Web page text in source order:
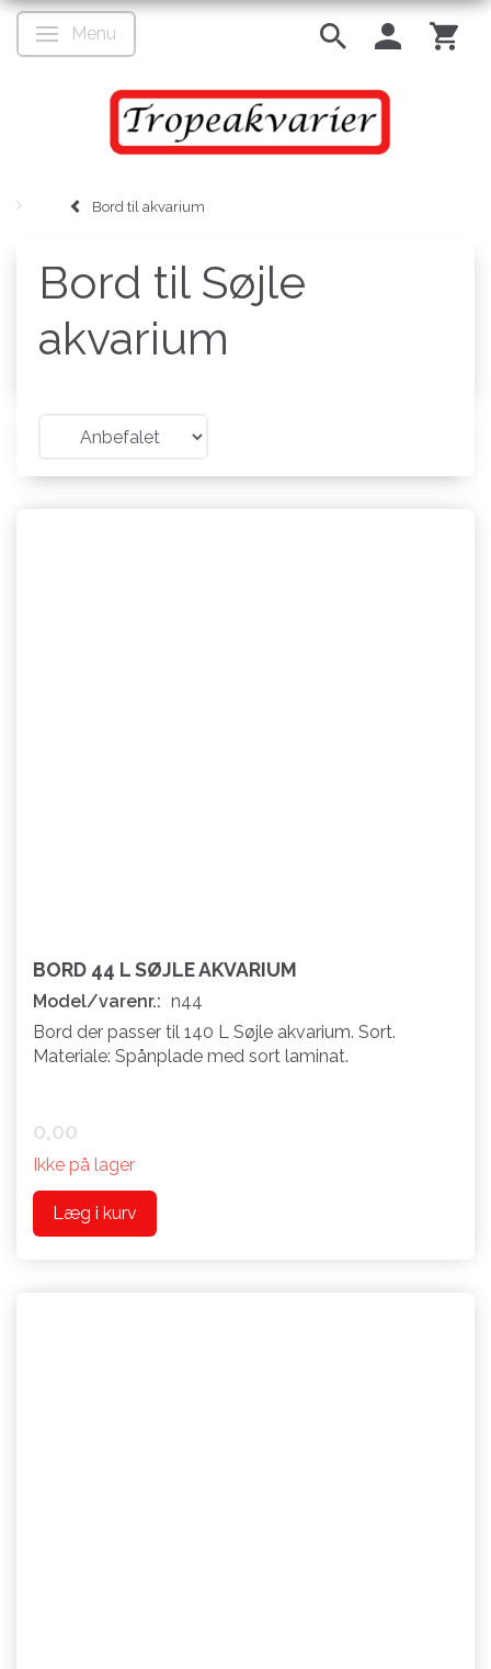
Skifte navigation
Menu
Bord til akvarium
Bord til Søjle
akvarium
BORD 44 L SØJLE AKVARIUM
Model/varenr.: n44
Bord der passer til 140 L Søjle akvarium. Sort.
Materiale: Spånplade med sort laminat.
0,00
Ikke på lager
Læg i kurv